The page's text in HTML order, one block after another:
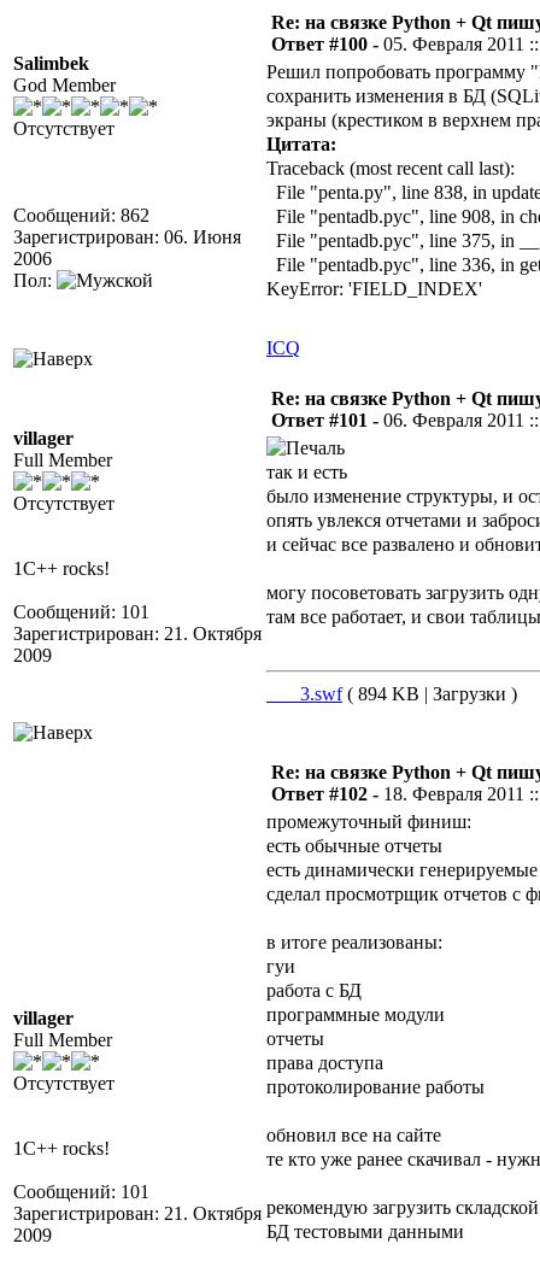
Salimbek
God Member
Отсутствует
Сообщений: 862
Зарегистрирован: 06. Июня
2006
Пол:
Re: на связке Python + Qt
Ответ #100 - 05. Февраля 2011
Решил попробовать программу
сохранить изменения в БД
экраны (крестиком в верхнем
Цитата:
Traceback (most recent call last):
File "penta.py", line 838, in
File "pentadb.pyc", line 908, in
File "pentadb.pyc", line 375, in
File "pentadb.pyc", line 336, in
KeyError: 'FIELD_INDEX'
ICQ
villager
Full Member
Отсутствует
1C++ rocks!
Сообщений: 101
Зарегистрирован: 21. Октября
2009
Re: на связке Python + Qt
Ответ #101 - 06. Февраля 2011
так и есть
было изменение структуры, и
опять увлекся отчетами и
и сейчас все развалено и
могу посоветовать загрузить
там все работает, и свои
___3.swf( 894 KB | Загрузки )
villager
Full Member
Отсутствует
1C++ rocks!
Сообщений: 101
Зарегистрирован: 21. Октября
2009
Re: на связке Python + Qt
Ответ #102 - 18. Февраля 2011
промежуточный финиш:
есть обычные отчеты
есть динамически
сделал просмотрщик отчетов с
в итоге реализованы:
гуи
работа с БД
программные модули
отчеты
права доступа
протоколирование работы
обновил все на сайте
те кто уже ранее скачивал -
рекомендую загрузить
БД тестовыми данными